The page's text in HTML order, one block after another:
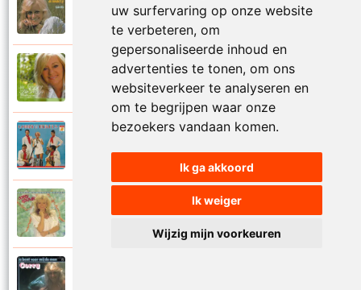
uw surfervaring op onze website
te verbeteren, om
gepersonaliseerde inhoud en
advertenties te tonen, om ons
websiteverkeer te analyseren en
om te begrijpen waar onze
bezoekers vandaan komen.
Ik ga akkoord
Ik weiger
Wijzig mijn voorkeuren
Je moedertje
Corry Konings
Jij bent een zeeman